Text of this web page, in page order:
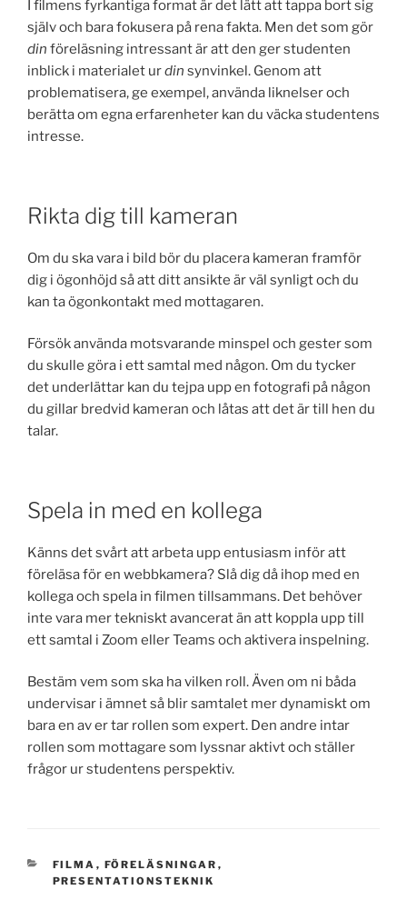
I filmens fyrkantiga format är det lätt att tappa bort sig
själv och bara fokusera på rena fakta. Men det som gör
din föreläsning intressant är att den ger studenten
inblick i materialet urdin synvinkel. Genom att
problematisera, ge exempel, använda liknelser och
berätta om egna erfarenheter kan du väcka studentens
intresse.
Rikta dig till kameran
Om du ska vara i bild bör du placera kameran framför
dig i ögonhöjd så att ditt ansikte är väl synligt och du
kan ta ögonkontakt med mottagaren.
Försök använda motsvarande minspel och gester som
du skulle göra i ett samtal med någon. Om du tycker
det underlättar kan du tejpa upp en fotografi på någon
du gillar bredvid kameran och låtas att det är till hen du
talar.
Spela in med en kollega
Känns det svårt att arbeta upp entusiasm inför att
föreläsa för en webbkamera? Slå dig då ihop med en
kollega och spela in filmen tillsammans. Det behöver
inte vara mer tekniskt avancerat än att koppla upp till
ett samtal i Zoom eller Teams och aktivera inspelning.
Bestäm vem som ska ha vilken roll. Även om ni båda
undervisar i ämnet så blir samtalet mer dynamiskt om
bara en av er tar rollen som expert. Den andre intar
rollen som mottagare som lyssnar aktivt och ställer
frågor ur studentens perspektiv.
CATEGORIES
FILMA , FÖRELÄSNINGAR ,
PRESENTATIONSTEKNIK